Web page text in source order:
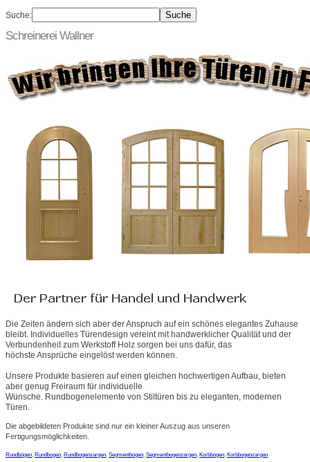
Suche:
Schreinerei Wallner
Die Zeiten ändern sich aber der Anspruch auf ein schönes elegantes Zuhause
bleibt. Individuelles Türendesign vereint mit handwerklicher Qualität und der
Verbundenheit zum Werkstoff Holz sorgen bei uns dafür, das
höchste Ansprüche eingelöst werden können.
Unsere Produkte basieren auf einen gleichen hochwertigen Aufbau, bieten
aber genug Freiraum für individuelle
Wünsche. Rundbogenelemente von Stiltüren bis zu eleganten, modernen
Türen.
Die abgebildeten Produkte sind nur ein kleiner Auszug aus unseren
Fertigungsmöglichkeiten.
Rundbögen Rundbogen Rundbogenzargen Segmentbogen Segmentbogenzargen Korbbogen Korbbogenzargen